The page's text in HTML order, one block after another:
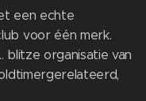
een echte
voor één merk.
blitze organisatie van